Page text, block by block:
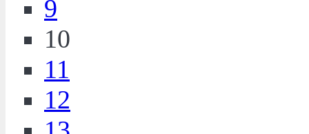
9
10
11
12